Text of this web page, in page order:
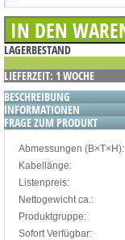
LAGERBESTAND
LIEFERZEIT: 1 WOCHE
BESCHREIBUNG
INFORMATIONEN
FRAGE ZUM PRODUKT
Abmessungen (B×T×H):
Kabellänge:
Listenpreis:
Nettogewicht ca.:
Produktgruppe:
Sofort Verfügbar: